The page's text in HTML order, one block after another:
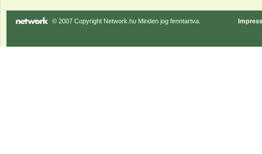
© 2007 Copyright Network.hu Minden jog fenntartva.